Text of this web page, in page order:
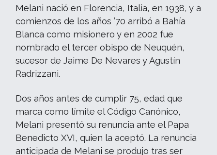
Melani nació en Florencia, Italia, en 1938, y a
comienzos de los años ’70 arribó a Bahía
Blanca como misionero y en 2002 fue
nombrado el tercer obispo de Neuquén,
sucesor de Jaime De Nevares y Agustín
Radrizzani.
Dos años antes de cumplir 75, edad que
marca como límite el Código Canónico,
Melani presentó su renuncia ante el Papa
Benedicto XVI, quien la aceptó. La renuncia
anticipada de Melani se produjo tras ser